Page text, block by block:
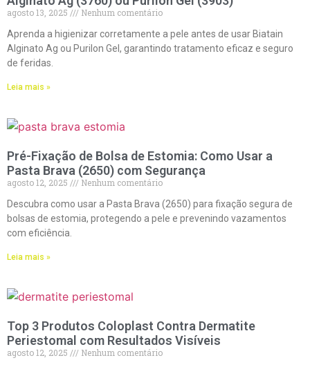
agosto 13, 2025
Nenhum comentário
Aprenda a higienizar corretamente a pele antes de usar Biatain
Alginato Ag ou Purilon Gel, garantindo tratamento eficaz e seguro
de feridas.
Leia mais »
Pré-Fixação de Bolsa de Estomia: Como Usar a
Pasta Brava (2650) com Segurança
agosto 12, 2025
Nenhum comentário
Descubra como usar a Pasta Brava (2650) para fixação segura de
bolsas de estomia, protegendo a pele e prevenindo vazamentos
com eficiência.
Leia mais »
Top 3 Produtos Coloplast Contra Dermatite
Periestomal com Resultados Visíveis
agosto 12, 2025
Nenhum comentário